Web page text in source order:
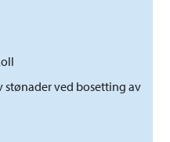
ved bosetting av